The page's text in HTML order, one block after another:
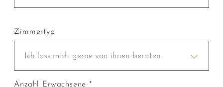
Zimmertyp
Ich lass mich gerne von ihnen beraten
Anzahl Erwachsene *